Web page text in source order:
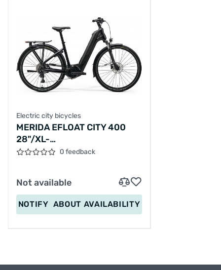
Electric city bicycles
MERIDA EFLOAT CITY 400
28"/XL-
58CM/9SPEED/BLACK/2025/A62511A00282
0 feedback
Not available
NOTIFY ABOUT AVAILABILITY